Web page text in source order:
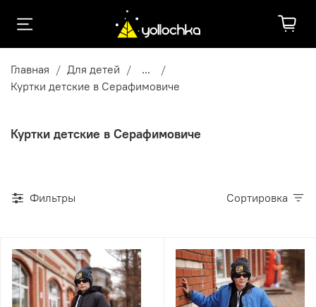
Главная Для детей
...
Куртки детские в Серафимовиче
Куртки детские в Серафимовиче
Фильтры Сортировка